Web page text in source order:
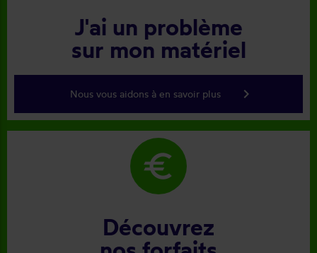
J'ai un problème
sur mon matériel
Nous vous aidons à en savoir plus keyboard_arrow_right
euro
Découvrez